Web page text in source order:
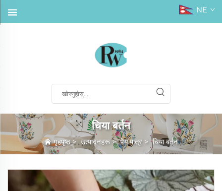
NE
चिया बर्तन
गृहपृष्ठ>उत्पादनहरू>पेय पात्र >चिया बर्तन